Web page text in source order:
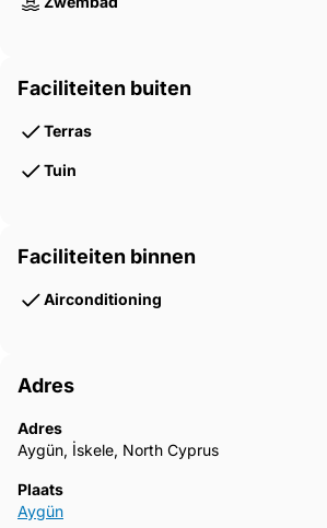
Faciliteiten buiten
Terras
Tuin
Faciliteiten binnen
Airconditioning
Adres
Adres
Aygün, İskele, North Cyprus
Plaats
Aygün